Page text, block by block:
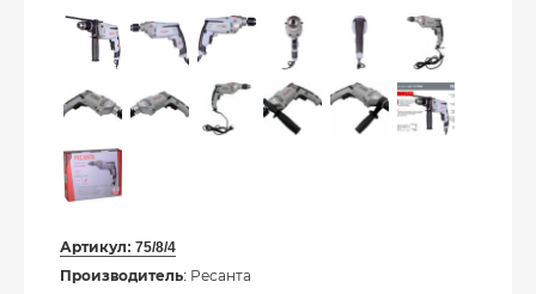
Артикул: 75/8/4
Производитель: Ресанта